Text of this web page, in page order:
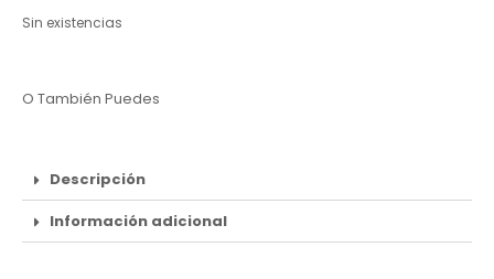
Sin existencias
O También Puedes
Descripción
Información adicional